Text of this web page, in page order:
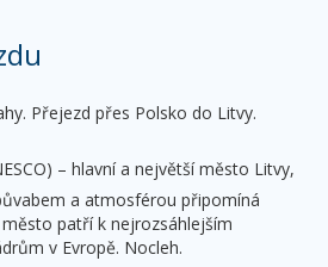
Přejezd přes Polsko do Litvy.
– hlavní a největší město Litvy,
a atmosférou připomíná
patří k nejrozsáhlejším
v Evropě. Nocleh.